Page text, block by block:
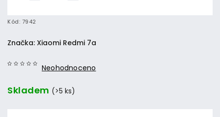
Kód: 7942
Neohodnoceno
Značka: Xiaomi Redmi 7a
Skladem (>5 ks)